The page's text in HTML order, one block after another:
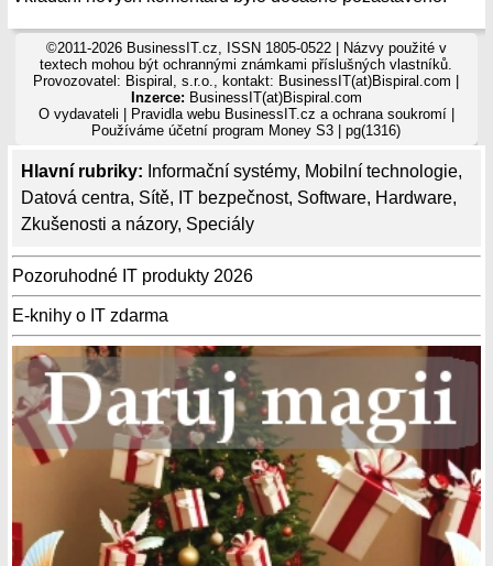
Hlavní rubriky: Informační systémy, Mobilní technologie,
Datová centra, Sítě, IT bezpečnost, Software, Hardware,
Zkušenosti a názory, Speciály
Pozoruhodné IT produkty 2026
E-knihy o IT zdarma
©2011-2026 BusinessIT.cz, ISSN 1805-0522 | Názvy použité v
textech mohou být ochrannými známkami příslušných vlastníků.
Provozovatel: Bispiral, s.r.o., kontakt: BusinessIT(at)Bispiral.com |
Inzerce: BusinessIT(at)Bispiral.com
O vydavateli
Pravidla webu BusinessIT.cz a ochrana soukromí|
Používámeúčetní program Money S3 | pg(1316)